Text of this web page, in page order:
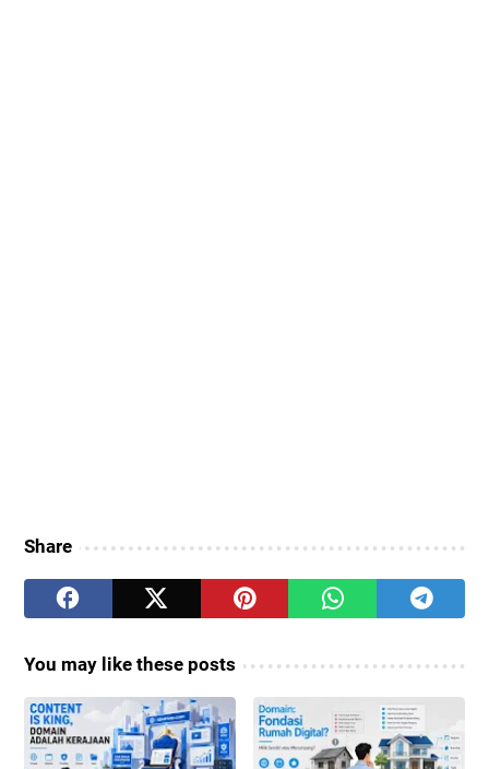
Share
You may like these posts